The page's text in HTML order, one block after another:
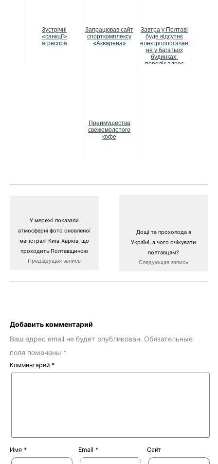
Зустрічні
«санкції»
агресора
Запрацював сайт
спорткомплексу
«Акварена»
Завтра у Полтаві
буде відсутнє
електропостачан
ня у багатьох
будинках:
перелік адрес
Преимущества
свежемолотого
кофе
У мережі показали
атмосферні фото оновленої
магістралі Київ-Харків, що
проходить Полтавщиною
Предыдущая запись
Дощі та прохолода в
Україні, а чого очікувати
полтавцям?
Следующая запись
Добавить комментарий
Ваш адрес email не будет опубликован. Обязательные
поля помечены *
Комментарий *
Имя * Email * Сайт